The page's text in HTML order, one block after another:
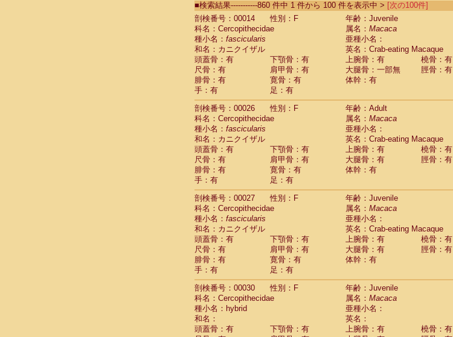
CebidaeSaguinus labiatus(0)
Cebidae Saguinus leucopus (2)
CebidaeSaguinus midas
CebidaeSaguinus mystax
CebidaeSaguinus nigricollis (22)
Cebidae Saguinus oedipus
Cebidae Saguinus weddelli
Cebidae Saguinusspp.
Cebidae Aotus trivirgatus
Cebidae Cebus albifrons
CebidaeCebus apella
CebidaeCebus capucinus
CebidaeCebus nigrivittatus
Cebidae Cebusspp.(0)
Cebidae Saimiri boliviensis
Cebidae Saimiri sciureus
Atelidae Alouatta caraya
AtelidaeAlouatta fusca
Atelidae Alouatta seniculus
AtelidaeAlouatta
AtelidaeAteles belzebuth
Atelidae Ateles geoffroyi
Atelidae Ateles paniscus
Atelidae Atelesspp.
Atelidae Lagothrix lagothricha
AtelidaeLagothrix lagothricha cana(0)
Pitheciidae Cacajao calvus rubicundus(0)
PitheciidaeCallicebus cupreus(2)
Pitheciidae Callicebus donacophilus(0)
Pitheciidae Callicebus moloch(0)
Pitheciidae Callicebus torquatus(0)
■検索結果-----------860 件中 1 件から 100 件を表示中 > [次の100件]
剖検番号：00014
性別：F
年齢：Juvenile
科名：Cercopithecidae
属名： Macaca
種小名： fascicularis
亜種小名：
和名：カニクイザル
英名：Crab-eating Macaque
頭蓋骨：有
下顎骨：有 上腕骨：有
橈骨：有
尺骨：有
肩甲骨：有 大腿骨：一部無
脛骨：有
腓骨：有
寛骨：有
体幹：有
手：有
足：有
剖検番号：00026
性別：F
年齢：Adult
科名：Cercopithecidae
属名： Macaca
種小名： fascicularis
亜種小名：
和名：カニクイザル
英名：Crab-eating Macaque
頭蓋骨：有
下顎骨：有 上腕骨：有
橈骨：有
尺骨：有
肩甲骨：有 大腿骨：有
脛骨：有
腓骨：有
寛骨：有
体幹：有
手：有
足：有
剖検番号：00027
性別：F
年齢：Juvenile
科名：Cercopithecidae
属名： Macaca
種小名： fascicularis
亜種小名：
和名：カニクイザル
英名：Crab-eating Macaque
頭蓋骨：有
下顎骨：有 上腕骨：有
橈骨：有
尺骨：有
肩甲骨：有 大腿骨：有
脛骨：有
腓骨：有
寛骨：有
体幹：有
手：有
足：有
剖検番号：00030
性別：F
年齢：Juvenile
科名：Cercopithecidae
属名： Macaca
種小名：hybrid
亜種小名：
和名：
英名：
頭蓋骨：有
下顎骨：有 上腕骨：有
橈骨：有